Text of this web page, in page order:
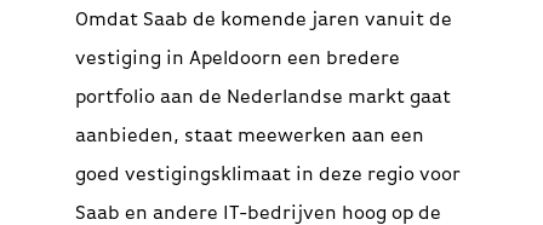
Omdat Saab de komende jaren vanuit de
vestiging in Apeldoorn een bredere
portfolio aan de Nederlandse markt gaat
aanbieden, staat meewerken aan een
goed vestigingsklimaat in deze regio voor
Saab en andere IT-bedrijven hoog op de